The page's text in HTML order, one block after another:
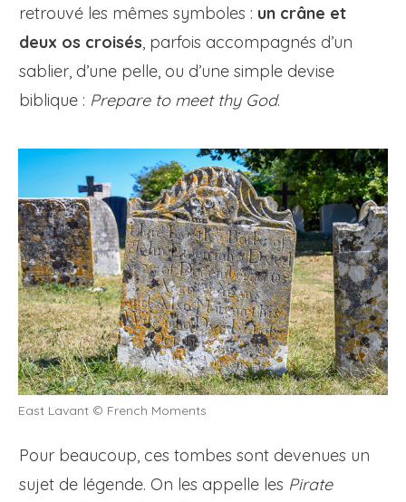
retrouvé les mêmes symboles : un crâne et
deux os croisés, parfois accompagnés d’un
sablier, d’une pelle, ou d’une simple devise
biblique : Prepare to meet thy God.
East Lavant © French Moments
Pour beaucoup, ces tombes sont devenues un
sujet de légende. On les appelle les Pirate